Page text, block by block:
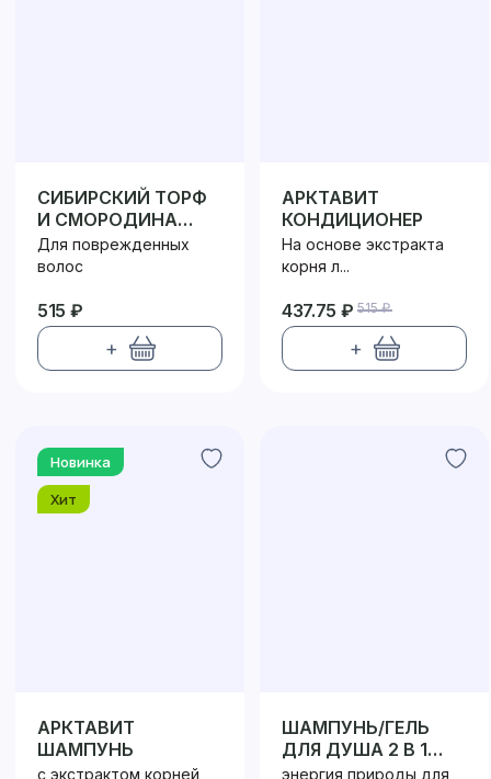
СИБИРСКИЙ ТОРФ
И СМОРОДИНА
ШАМПУНЬ
Для поврежденных
волос
515 ₽
+
АРКТАВИТ
КОНДИЦИОНЕР
На основе экстракта
корня л...
515 ₽
437.75 ₽
+
Новинка
Хит
АРКТАВИТ
ШАМПУНЬ
с экстрактом корней
ШАМПУНЬ/ГЕЛЬ
ДЛЯ ДУША 2 В 1
МУЖСКОЙ
энергия природы для